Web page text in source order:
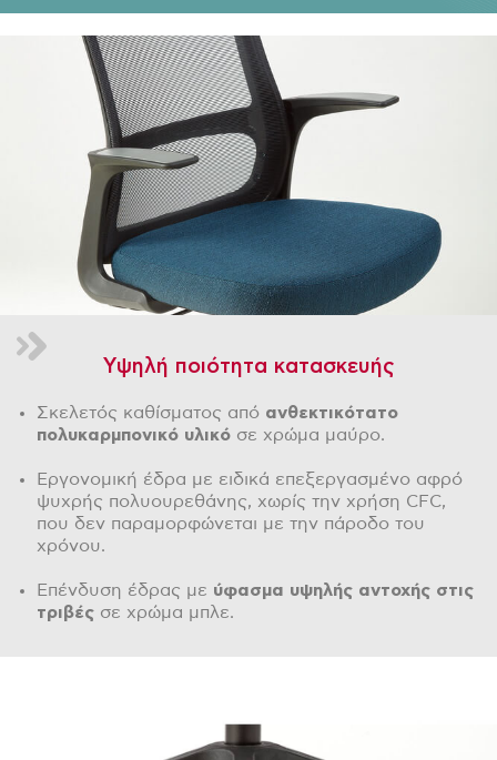
Υψηλή ποιότητα κατασκευής
Σκελετός καθίσματος από ανθεκτικότατο
πολυκαρμπονικό υλικό σε χρώμα μαύρο.
Εργονομική έδρα με ειδικά επεξεργασμένο αφρό
ψυχρής πολυουρεθάνης, χωρίς την χρήση CFC,
που δεν παραμορφώνεται με την πάροδο του
χρόνου.
Επένδυση έδρας με ύφασμα υψηλής αντοχής στις
τριβές σε χρώμα μπλε.